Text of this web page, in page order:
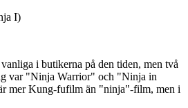
I)
i butikerna på den tiden, men två
var "Ninja Warrior" och "Ninja in
mer Kung-fufilm än "ninja"-film, men i